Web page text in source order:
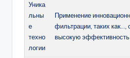
Уника
льны
е
техно
логии
Применение
фильтрации, таких
высокую эффективность